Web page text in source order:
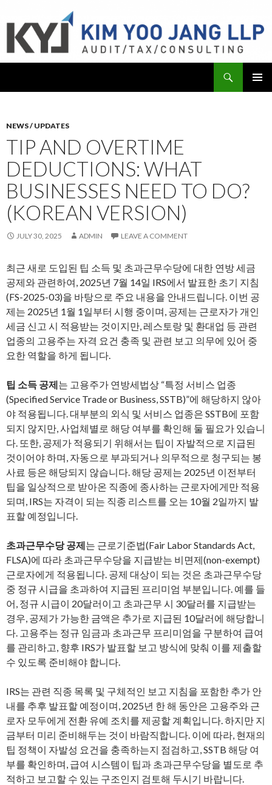
NEWS / UPDATES
TIP AND OVERTIME
DEDUCTIONS: WHAT
BUSINESSES NEED TO DO?
(KOREAN VERSION)
JULY 30, 2025 ADMIN LEAVE A COMMENT
최근 새로 도입된 팁 소득 및 초과근무수당에 대한 연방 세금
공제와 관련하여, 2025년 7월 14일 IRS에서 발표한 초기 지침
(FS-2025-03)을 바탕으로 주요 내용을 안내드립니다. 이번 공
제는 2025년 1월 1일부터 시행 중이며, 공제는 근로자가 개인
세금 신고 시 적용받는 것이지만, 레스토랑 및 환대업 등 관련
업종의 고용주는 자격 요건 충족 및 관련 보고 의무에 있어 중
요한 역할을 하게 됩니다.
팁 소득 공제는 고용주가 연방세법상 “특정 서비스 업종
(Specified Service Trade or Business, SSTB)”에 해당하지 않아
야 적용됩니다. 대부분의 외식 및 서비스 업종은 SSTB에 포함
되지 않지만, 사업체별로 해당 여부를 확인해 둘 필요가 있습니
다. 또한, 공제가 적용되기 위해서는 팁이 자발적으로 지급된
것이어야 하며, 자동으로 부과되거나 의무적으로 청구되는 봉
사료 등은 해당되지 않습니다. 해당 공제는 2025년 이전부터
팁을 일상적으로 받아온 직종에 종사하는 근로자에게만 적용
되며, IRS는 자격이 되는 직종 리스트를 오는 10월 2일까지 발
표할 예정입니다.
초과근무수당 공제는 근로기준법(Fair Labor Standards Act,
FLSA)에 따라 초과근무수당을 지급받는 비면제(non-exempt)
근로자에게 적용됩니다. 공제 대상이 되는 것은 초과근무수당
중 정규 시급을 초과하여 지급된 프리미엄 부분입니다. 예를 들
어, 정규 시급이 20달러이고 초과근무 시 30달러를 지급받는
경우, 공제가 가능한 금액은 추가로 지급된 10달러에 해당합니
다. 고용주는 정규 임금과 초과근무 프리미엄을 구분하여 급여
를 관리하고, 향후 IRS가 발표할 보고 방식에 맞춰 이를 제출할
수 있도록 준비해야 합니다.
IRS는 관련 직종 목록 및 구체적인 보고 지침을 포함한 추가 안
내를 추후 발표할 예정이며, 2025년 한 해 동안은 고용주와 근
로자 모두에게 전환 유예 조치를 제공할 계획입니다. 하지만 지
금부터 미리 준비해두는 것이 바람직합니다. 이에 따라, 현재의
팁 정책이 자발성 요건을 충족하는지 점검하고, SSTB 해당 여
부를 확인하며, 급여 시스템이 팁과 초과근무수당을 별도로 추
적하고 보고할 수 있는 구조인지 검토해 두시기 바랍니다.